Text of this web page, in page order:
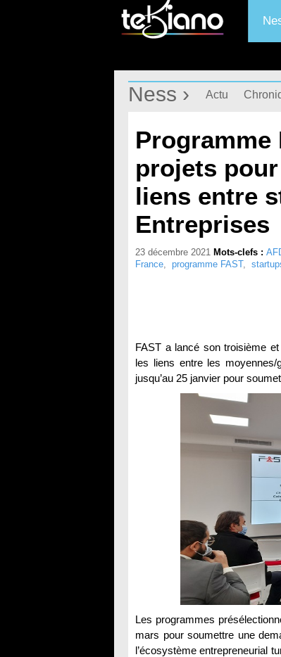
Ness › Actu
Programme
projets
liens entre
Entreprises
23 décembre 2021 Mots-clefs :
France, programme FAST,
FAST a lancé son troisième
les liens entre les
jusqu’au 25 janvier pour
Les programmes
mars pour soumettre une
l’écosystème entrepreneurial